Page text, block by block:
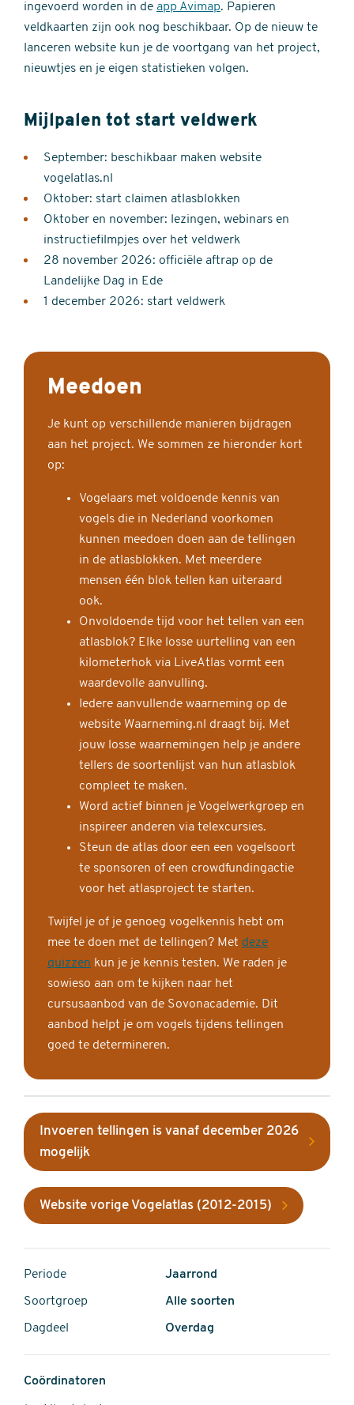
ingevoerd worden in de app Avimap. Papieren
veldkaarten zijn ook nog beschikbaar. Op de nieuw te
lanceren website kun je de voortgang van het project,
nieuwtjes en je eigen statistieken volgen.
Mijlpalen tot start veldwerk
September: beschikbaar maken website
vogelatlas.nl
Oktober: start claimen atlasblokken
Oktober en november: lezingen, webinars en
instructiefilmpjes over het veldwerk
28 november 2026: officiële aftrap op de
Landelijke Dag in Ede
1 december 2026: start veldwerk
Meedoen
Je kunt op verschillende manieren bijdragen
aan het project. We sommen ze hieronder kort
op:
Vogelaars met voldoende kennis van
vogels die in Nederland voorkomen
kunnen meedoen doen aan de tellingen
in de atlasblokken. Met meerdere
mensen één blok tellen kan uiteraard
ook.
Onvoldoende tijd voor het tellen van een
atlasblok? Elke losse uurtelling van een
kilometerhok via LiveAtlas vormt een
waardevolle aanvulling.
Iedere aanvullende waarneming op de
website Waarneming.nl draagt bij. Met
jouw losse waarnemingen help je andere
tellers de soortenlijst van hun atlasblok
compleet te maken.
Word actief binnen je Vogelwerkgroep en
inspireer anderen via telexcursies.
Steun de atlas door een een vogelsoort
te sponsoren of een crowdfundingactie
voor het atlasproject te starten.
Twijfel je of je genoeg vogelkennis hebt om
mee te doen met de tellingen? Met deze
quizzen kun je je kennis testen. We raden je
sowieso aan om te kijken naar het
cursusaanbod van de Sovonacademie. Dit
aanbod helpt je om vogels tijdens tellingen
goed te determineren.
Invoeren tellingen is vanaf december 2026
mogelijk
Website vorige Vogelatlas (2012-2015)
Periode Jaarrond
Soortgroep Alle soorten
Dagdeel Overdag
Coördinatoren